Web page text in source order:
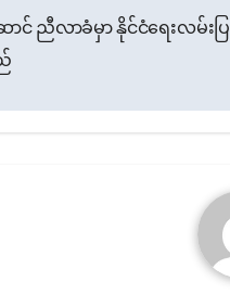
င် ညီလာခံမှာ နိုင်ငံရေးလမ်းပြ